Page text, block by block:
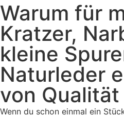
Warum für
Kratzer,
kleine
Naturleder
von Qualität
Wenn du schon einmal ein